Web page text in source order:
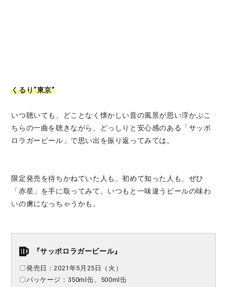
くるり“東京”
いつ聴いても、どことなく懐かしい昔の風景が思い浮かぶこ
ちらの一曲を聴きながら、どっしりと安心感のある「サッポ
ロラガービール」で思い出を振り返ってみては。
限定発売を待ちかねていた人も、初めて知った人も、ぜひ
「赤星」を手に取ってみて。いつもと一味違うビールの味わ
いの虜になっちゃうかも。
『サッポロラガービール』
〇発売日：2021年5月25日（火）
〇パッケージ： 350ml缶、500ml缶